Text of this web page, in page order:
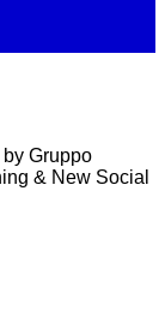
Gruppo
& New Social